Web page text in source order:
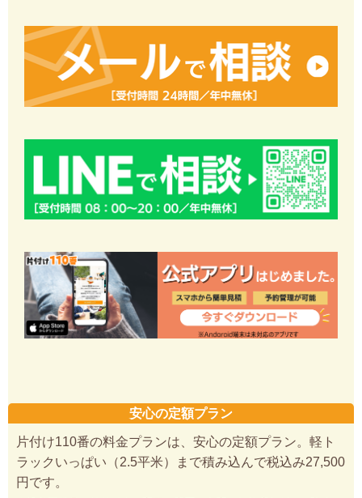
安心の定額プラン
片付け110番の料金プランは、安心の定額プラン。軽ト
ラックいっぱい（2.5平米）まで積み込んで税込み27,500
円です。